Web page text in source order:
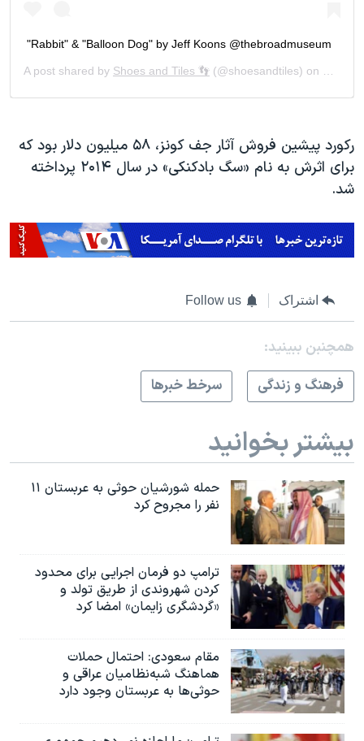
رکورد پیشین فروش آثار جف کونز، ۵۸ میلیون دلار بود که
برای اثرش به نام «سگ بادکنکی» در سال ۲۰۱۴ پرداخته
شد.
اشتراک Follow us
همچنبن ببینید:
فرهنگ و زندگی
سرخط خبرها
بیشتر بخوانید
حمله شورشیان حوثی به عربستان ۱۱
نفر را مجروح کرد
ترامپ دو فرمان اجرایی برای محدود
کردن شهروندی از طریق تولد و
«گردشگری زایمان» امضا کرد
مقام سعودی: احتمال حملات
هماهنگ شبه‌نظامیان عراقی و
حوثی‌ها به عربستان وجود دارد